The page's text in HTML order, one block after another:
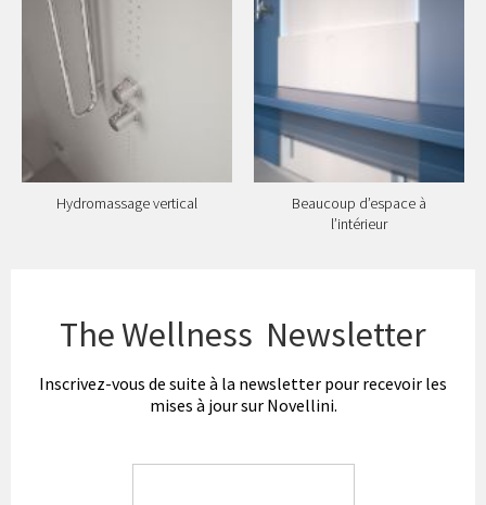
Hydromassage vertical
Beaucoup d’espace à
l’intérieur
The Wellness Newsletter
Inscrivez-vous de suite à la newsletter pour recevoir les
mises à jour sur Novellini.